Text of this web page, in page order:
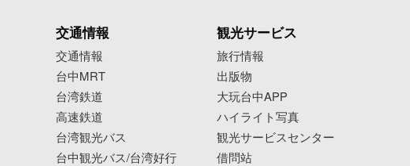
交通情報
交通情報
台中MRT
台湾鉄道
高速鉄道
台湾観光バス
台中観光バス/台湾好行
観光サービス
旅行情報
出版物
大玩台中APP
ハイライト写真
観光サービスセンター
借問站